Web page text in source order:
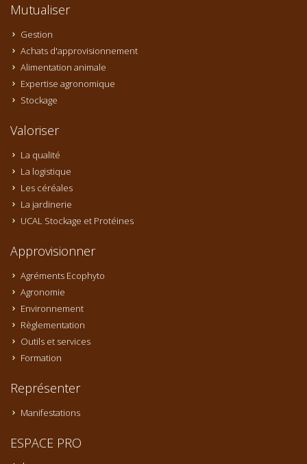
Mutualiser
Gestion
Achats d'approvisionnement
Alimentation animale
Expertise agronomique
Stockage
Valoriser
La qualité
La logistique
Les céréales
La jardinerie
UCAL Stockage et Protéines
Approvisionner
Agréments Ecophyto
Agronomie
Environnement
Règlementation
Outils et services
Formation
Représenter
Manifestations
ESPACE PRO